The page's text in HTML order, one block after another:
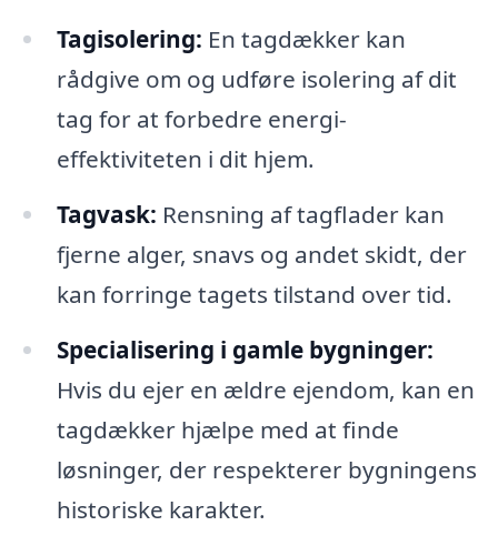
Tagisolering: En tagdækker kan
rådgive om og udføre isolering af dit
tag for at forbedre energi-
effektiviteten i dit hjem.
Tagvask: Rensning af tagflader kan
fjerne alger, snavs og andet skidt, der
kan forringe tagets tilstand over tid.
Specialisering i gamle bygninger:
Hvis du ejer en ældre ejendom, kan en
tagdækker hjælpe med at finde
løsninger, der respekterer bygningens
historiske karakter.